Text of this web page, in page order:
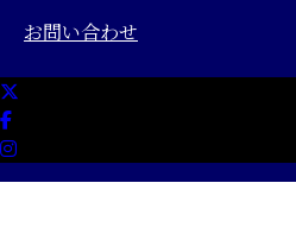
お問い合わせ